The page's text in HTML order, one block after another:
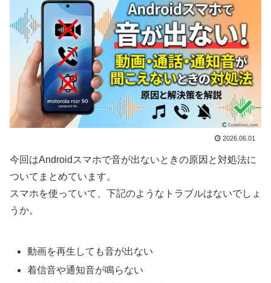
2026.06.01
今回はAndroidスマホで音が出ないときの原因と対処法に
ついてまとめています。
スマホを使っていて、下記のようなトラブルはないでしょ
うか。
動画を再生しても音が出ない
着信音や通知音が鳴らない